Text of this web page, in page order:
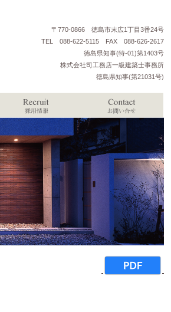
〒770-0866 徳島市末広1丁目3番24号
TEL 088-622-5115 FAX 088-626-2617
徳島県知事(特-01)第1403号
株式会社司工務店一級建築士事務所
徳島県知事(第21031号)